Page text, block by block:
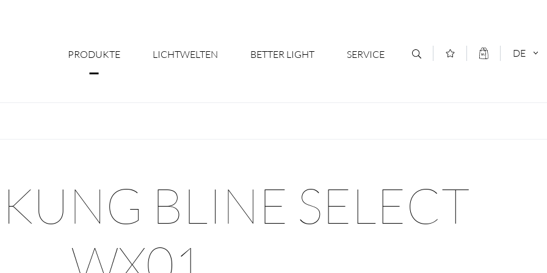
PRODUKTE LICHTWELTEN BETTER LIGHT
Licht nach Maß - Ihr Mehrwert
SERVICE
Downloads & Formulare
DE
BLINE SELECT